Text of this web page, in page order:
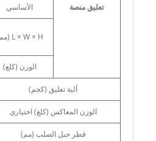
تعليق منصة
الأساسي
L × W × H (مم)
الوزن (كلغ)
آلية تعليق (كجم)
الوزن المعاكس (كلغ) اختياري
قطر حبل الصلب (مم)